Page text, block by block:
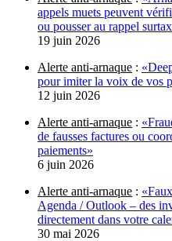
appels muets peuvent
ou pousser au rappel
19 juin 2026
Alerte anti-arnaque :
pour imiter la voix de vos
12 juin 2026
Alerte anti-arnaque :
de fausses factures ou
paiements»
6 juin 2026
Alerte anti-arnaque :
Agenda / Outlook – des
directement dans votre
30 mai 2026